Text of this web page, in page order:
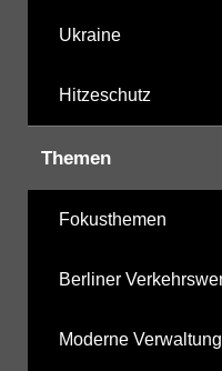
Ukraine
Hitzeschutz
Themen
Fokusthemen
Berliner
Moderne Verwaltung